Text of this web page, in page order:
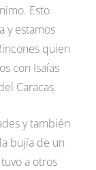
Esto
y estamos
quien
con Isaías
Caracas.
y también
bujía de un
a otros